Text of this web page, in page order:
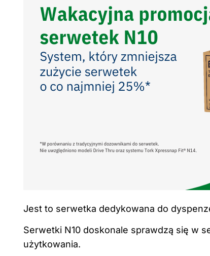
Jest to serwetka dedykowana do
Serwetki N10 doskonale sprawdzą się w
użytkowania.